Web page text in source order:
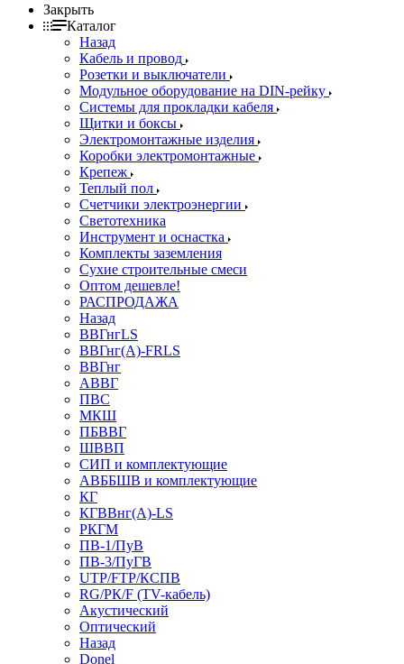
Закрыть
Каталог
Назад
Кабель и провод
Розетки и выключатели
Модульное оборудование на DIN-рейку
Системы для прокладки кабеля
Щитки и боксы
Электромонтажные изделия
Коробки электромонтажные
Крепеж
Теплый пол
Счетчики электроэнергии
Светотехника
Инструмент и оснастка
Комплекты заземления
Сухие строительные смеси
Оптом дешевле!
РАСПРОДАЖА
Назад
ВВГнгLS
ВВГнг(А)-FRLS
ВВГнг
АВВГ
ПВС
МКШ
ПБВВГ
ШВВП
СИП и комплектующие
АВББШВ и комплектующие
КГ
КГВВнг(А)-LS
РКГМ
ПВ-1/ПуВ
ПВ-3/ПуГВ
UTP/FTP/КСПВ
RG/РК/F (TV-кабель)
Акустический
Оптический
Назад
Donel